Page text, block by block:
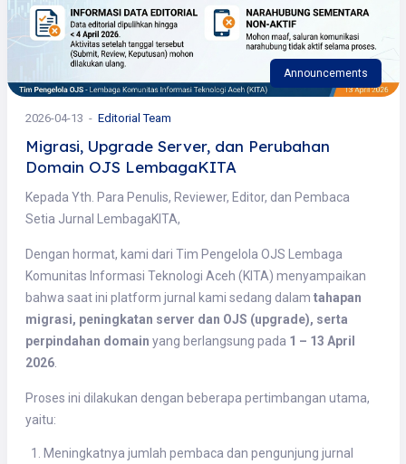
Announcements
2026-04-13 Editorial Team
Migrasi, Upgrade Server, dan Perubahan
Domain OJS LembagaKITA
Kepada Yth. Para Penulis, Reviewer, Editor, dan Pembaca
Setia Jurnal LembagaKITA,
Dengan hormat, kami dari Tim Pengelola OJS Lembaga
Komunitas Informasi Teknologi Aceh (KITA) menyampaikan
bahwa saat ini platform jurnal kami sedang dalam tahapan
migrasi, peningkatan server dan OJS (upgrade), serta
perpindahan domain yang berlangsung pada 1 – 13 April
2026.
Proses ini dilakukan dengan beberapa pertimbangan utama,
yaitu:
Meningkatnya jumlah pembaca dan pengunjung jurnal